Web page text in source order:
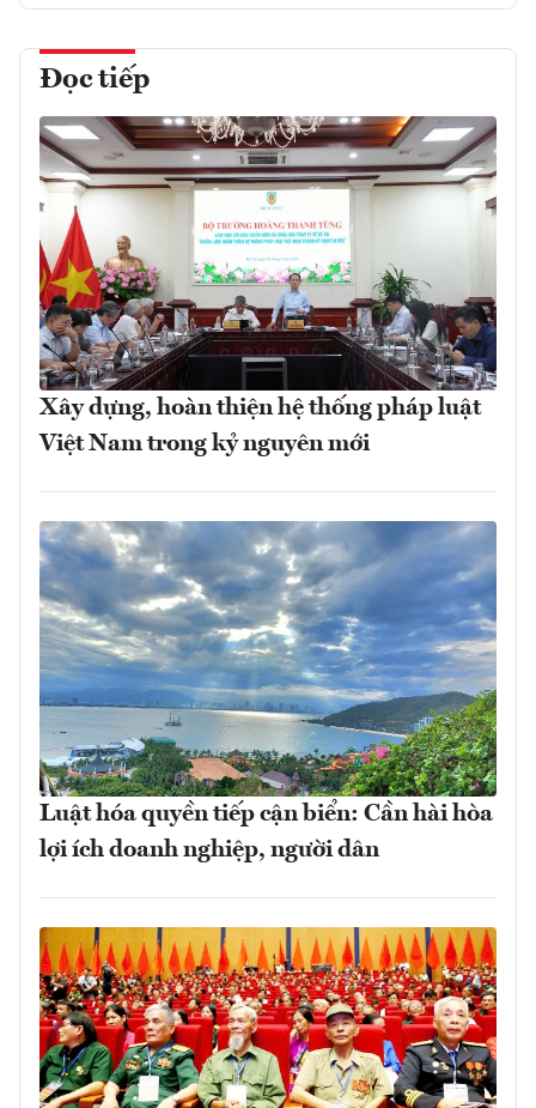
Đọc tiếp
Xây dựng, hoàn thiện hệ thống pháp luật
Việt Nam trong kỷ nguyên mới
Luật hóa quyền tiếp cận biển: Cần hài hòa
lợi ích doanh nghiệp, người dân